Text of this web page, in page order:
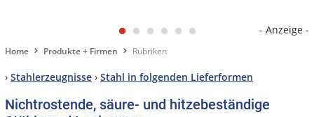
- Anzeige -
Home Produkte + Firmen Rubriken
› Stahlerzeugnisse › Stahl in folgenden Lieferformen
Nichtrostende, säure- und hitzebeständige